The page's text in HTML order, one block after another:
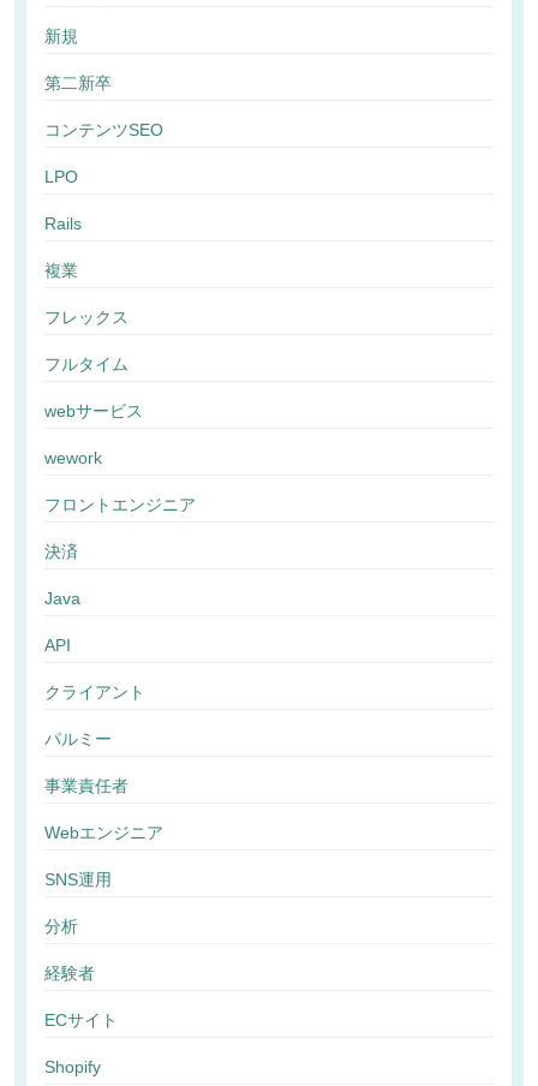
新規
第二新卒
コンテンツSEO
LPO
Rails
複業
フレックス
フルタイム
webサービス
wework
フロントエンジニア
決済
Java
API
クライアント
パルミー
事業責任者
Webエンジニア
SNS運用
分析
経験者
ECサイト
Shopify